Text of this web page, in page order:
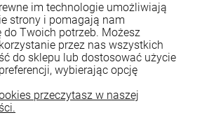
Tel.:
22 651 09 06
mail:
sklep@komo.pl
Moje konto
Pomoc
im technologie umożliwiają
strony i pomagają nam
Twoich potrzeb. Możesz
przez nas wszystkich
do sklepu lub dostosować użycie
wybierając opcję
przeczytasz w naszej